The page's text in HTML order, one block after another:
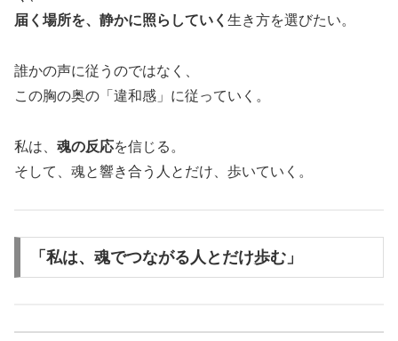
届く場所を、静かに照らしていく 生き方を選びたい。
誰かの声に従うのではなく、
この胸の奥の「違和感」に従っていく。
私は、 魂の反応を信じる。
そして、魂と響き合う人とだけ、歩いていく。
「私は、魂でつながる人とだけ歩む」